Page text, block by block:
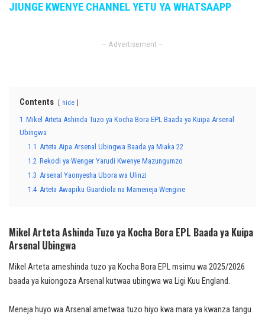
JIUNGE KWENYE CHANNEL YETU YA WHATSAAPP
– Advertisement –
Contents hide
1 Mikel Arteta Ashinda Tuzo ya Kocha Bora EPL Baada ya Kuipa Arsenal
Ubingwa
1.1 Arteta Aipa Arsenal Ubingwa Baada ya Miaka 22
1.2 Rekodi ya Wenger Yarudi Kwenye Mazungumzo
1.3 Arsenal Yaonyesha Ubora wa Ulinzi
1.4 Arteta Awapiku Guardiola na Mameneja Wengine
Mikel Arteta Ashinda Tuzo ya Kocha Bora EPL Baada ya Kuipa
Arsenal Ubingwa
Mikel Arteta ameshinda tuzo ya Kocha Bora EPL msimu wa 2025/2026
baada ya kuiongoza Arsenal kutwaa ubingwa wa Ligi Kuu England.
Meneja huyo wa Arsenal ametwaa tuzo hiyo kwa mara ya kwanza tangu